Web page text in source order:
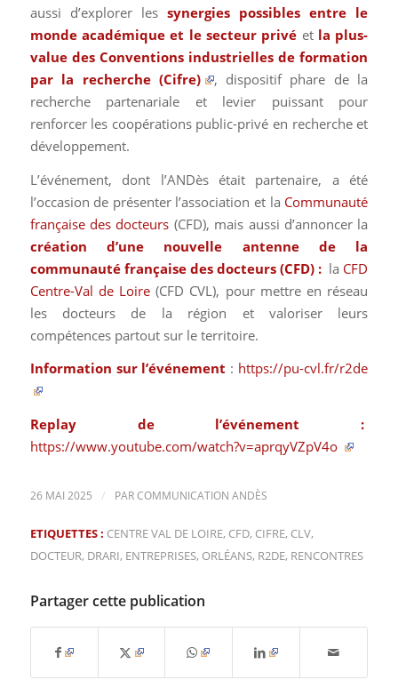
aussi d’explorer les synergies possibles entre le
monde académique et le secteur privé et la plus-
value des Conventions industrielles de formation
par la recherche (Cifre)
, dispositif phare de la
recherche partenariale et levier puissant pour
renforcer les coopérations public-privé en recherche et
développement.
L’événement, dont l’ANDès était partenaire, a été
l’occasion de présenter l’association et la Communauté
française des docteurs (CFD), mais aussi d’annoncer la
création d’une nouvelle antenne de la
communauté française des docteurs (CFD) : la CFD
Centre-Val de Loire (CFD CVL), pour mettre en réseau
les docteurs de la région et valoriser leurs
compétences partout sur le territoire.
Information sur l’événement : https://pu-cvl.fr/r2de
Replay de l’événement :
https://www.youtube.com/watch?v=aprqyVZpV4o
26 MAI 2025 / PARCOMMUNICATION ANDÈS
ETIQUETTES : CENTRE VAL DE LOIRE, CFD, CIFRE, CLV,
DOCTEUR, DRARI, ENTREPRISES, ORLÉANS, R2DE, RENCONTRES
Partager cette publication